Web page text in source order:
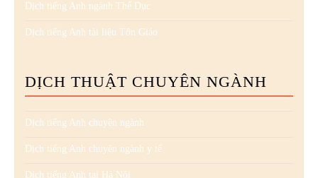
Dịch tiếng Anh ngành Thể Dục
Dịch tiếng Anh tài liệu Tôn Giáo
DỊCH THUẬT CHUYÊN NGÀNH
Dịch tiếng Anh chuyên ngành
Dịch tiếng Anh chuyên ngành y tế
Dịch tiếng Anh tại Hà Nội